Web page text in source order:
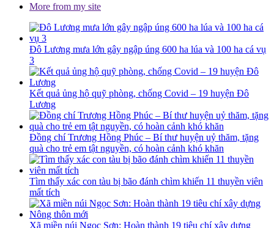
More from my site
Đô Lương mưa lớn gây ngập úng 600 ha lúa và 100 ha cá vụ
3
Kết quả ủng hộ quỹ phòng, chống Covid – 19 huyện Đô
Lương
Đồng chí Trương Hồng Phúc – Bí thư huyện uỷ thăm, tặng
quà cho trẻ em tật nguyền, có hoàn cảnh khó khăn
Tìm thấy xác con tàu bị bão đánh chìm khiến 11 thuyền viên
mất tích
Xã miền núi Ngọc Sơn: Hoàn thành 19 tiêu chí xây dựng